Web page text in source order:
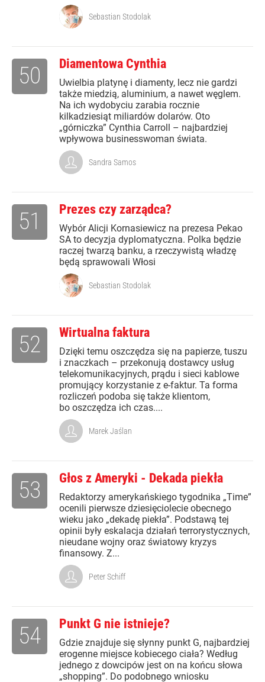
Sebastian Stodolak
Diamentowa Cynthia
Uwielbia platynę i diamenty, lecz nie gardzi
także miedzią, aluminium, a nawet węglem.
Na ich wydobyciu zarabia rocznie
kilkadziesiąt miliardów dolarów. Oto
„górniczka” Cynthia Carroll – najbardziej
wpływowa businesswoman świata.
50
Sandra Samos
Prezes czy zarządca?
Wybór Alicji Kornasiewicz na prezesa Pekao
SA to decyzja dyplomatyczna. Polka będzie
raczej twarzą banku, a rzeczywistą władzę
będą sprawowali Włosi
51
Sebastian Stodolak
Wirtualna faktura
Dzięki temu oszczędza się na papierze, tuszu
i znaczkach – przekonują dostawcy usług
telekomunikacyjnych, prądu i sieci kablowe
promujący korzystanie z e-faktur. Ta forma
rozliczeń podoba się także klientom,
bo oszczędza ich czas....
52
Marek Jaślan
Głos z Ameryki - Dekada piekła
Redaktorzy amerykańskiego tygodnika „Time”
ocenili pierwsze dziesięciolecie obecnego
wieku jako „dekadę piekła”. Podstawą tej
opinii były eskalacja działań terrorystycznych,
nieudane wojny oraz światowy kryzys
finansowy. Z...
53
Peter Schiff
Punkt G nie istnieje?
Gdzie znajduje się słynny punkt G, najbardziej
erogenne miejsce kobiecego ciała? Według
jednego z dowcipów jest on na końcu słowa
„shopping”. Do podobnego wniosku
54